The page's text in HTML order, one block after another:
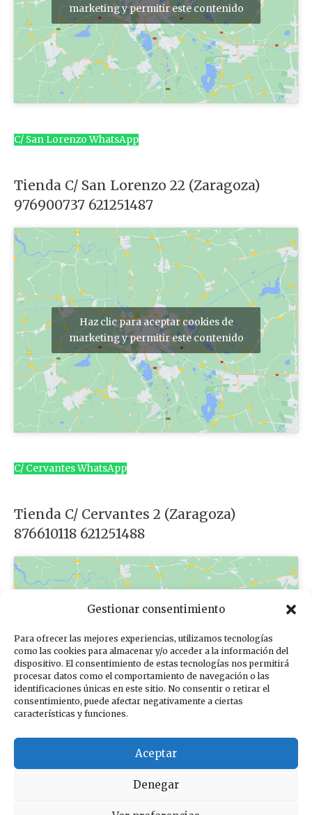
Gestionar consentimiento
Para ofrecer las mejores experiencias, utilizamos tecnologías
como las cookies para almacenar y/o acceder a la información del
dispositivo. El consentimiento de estas tecnologías nos permitirá
procesar datos como el comportamiento de navegación o las
identificaciones únicas en este sitio. No consentir o retirar el
consentimiento, puede afectar negativamente a ciertas
características y funciones.
Aceptar
Denegar
marketing y permitir este contenido
C/ San Lorenzo WhatsApp
Tienda C/ San Lorenzo 22 (Zaragoza)
976900737 621251487
Haz clic para aceptar cookies de
marketing y permitir este contenido
C/ Cervantes WhatsApp
Tienda C/ Cervantes 2 (Zaragoza)
876610118 621251488
Haz clic para aceptar cookies de
marketing y permitir este contenido